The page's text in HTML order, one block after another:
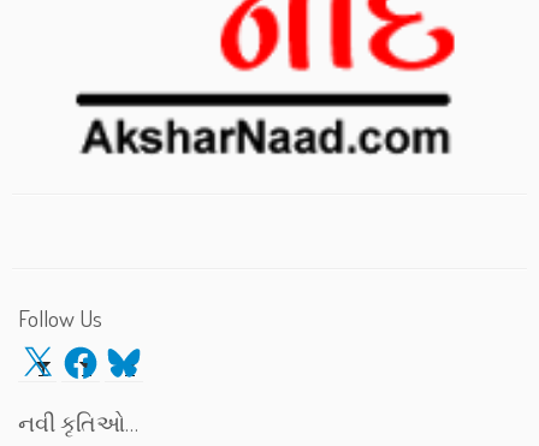
Follow Us
X Facebook
Bluesky
નવી કૃતિઓ…